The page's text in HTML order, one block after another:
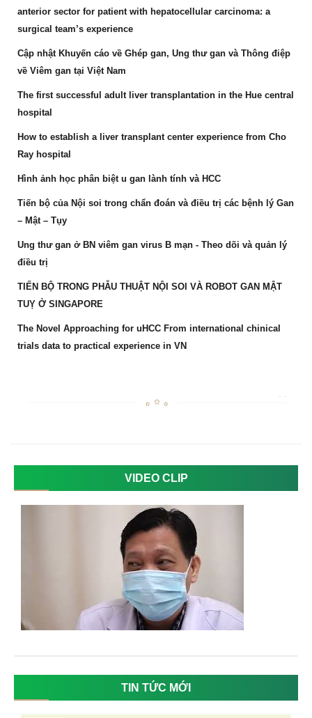
anterior sector for patient with hepatocellular carcinoma: a
surgical team’s experience
Cập nhật Khuyến cáo về Ghép gan, Ung thư gan và Thông điệp
về Viêm gan tại Việt Nam
The first successful adult liver transplantation in the Hue central
hospital
How to establish a liver transplant center experience from Cho
Ray hospital
Hình ảnh học phân biệt u gan lành tính và HCC
Tiến bộ của Nội soi trong chẩn đoán và điều trị các bệnh lý Gan
– Mật – Tụy
Ung thư gan ở BN viêm gan virus B mạn - Theo dõi và quản lý
điều trị
TIẾN BỘ TRONG PHẪU THUẬT NỘI SOI VÀ ROBOT GAN MẬT
TUỴ Ở SINGAPORE
The Novel Approaching for uHCC From international chinical
trials data to practical experience in VN
VIDEO CLIP
TIN TỨC MỚI